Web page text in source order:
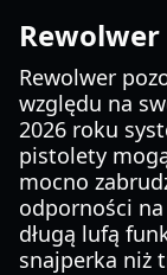
Rewolwer
Rewolwer
względu na
2026 roku
pistolety
mocno
odporności
długą lufą
snajperka niż